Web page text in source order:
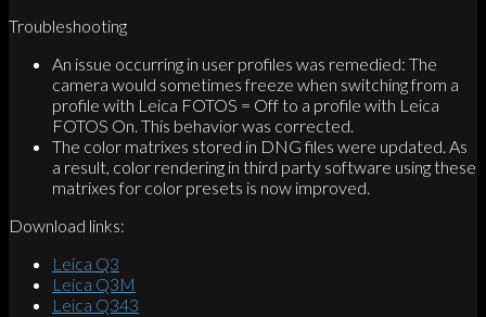
Troubleshooting
An issue occurring in user profiles was remedied: The
camera would sometimes freeze when switching from a
profile with Leica FOTOS = Off to a profile with Leica
FOTOS On. This behavior was corrected.
The color matrixes stored in DNG files were updated. As
a result, color rendering in third party software using these
matrixes for color presets is now improved.
Download links:
Leica Q3
Leica Q3M
Leica Q343